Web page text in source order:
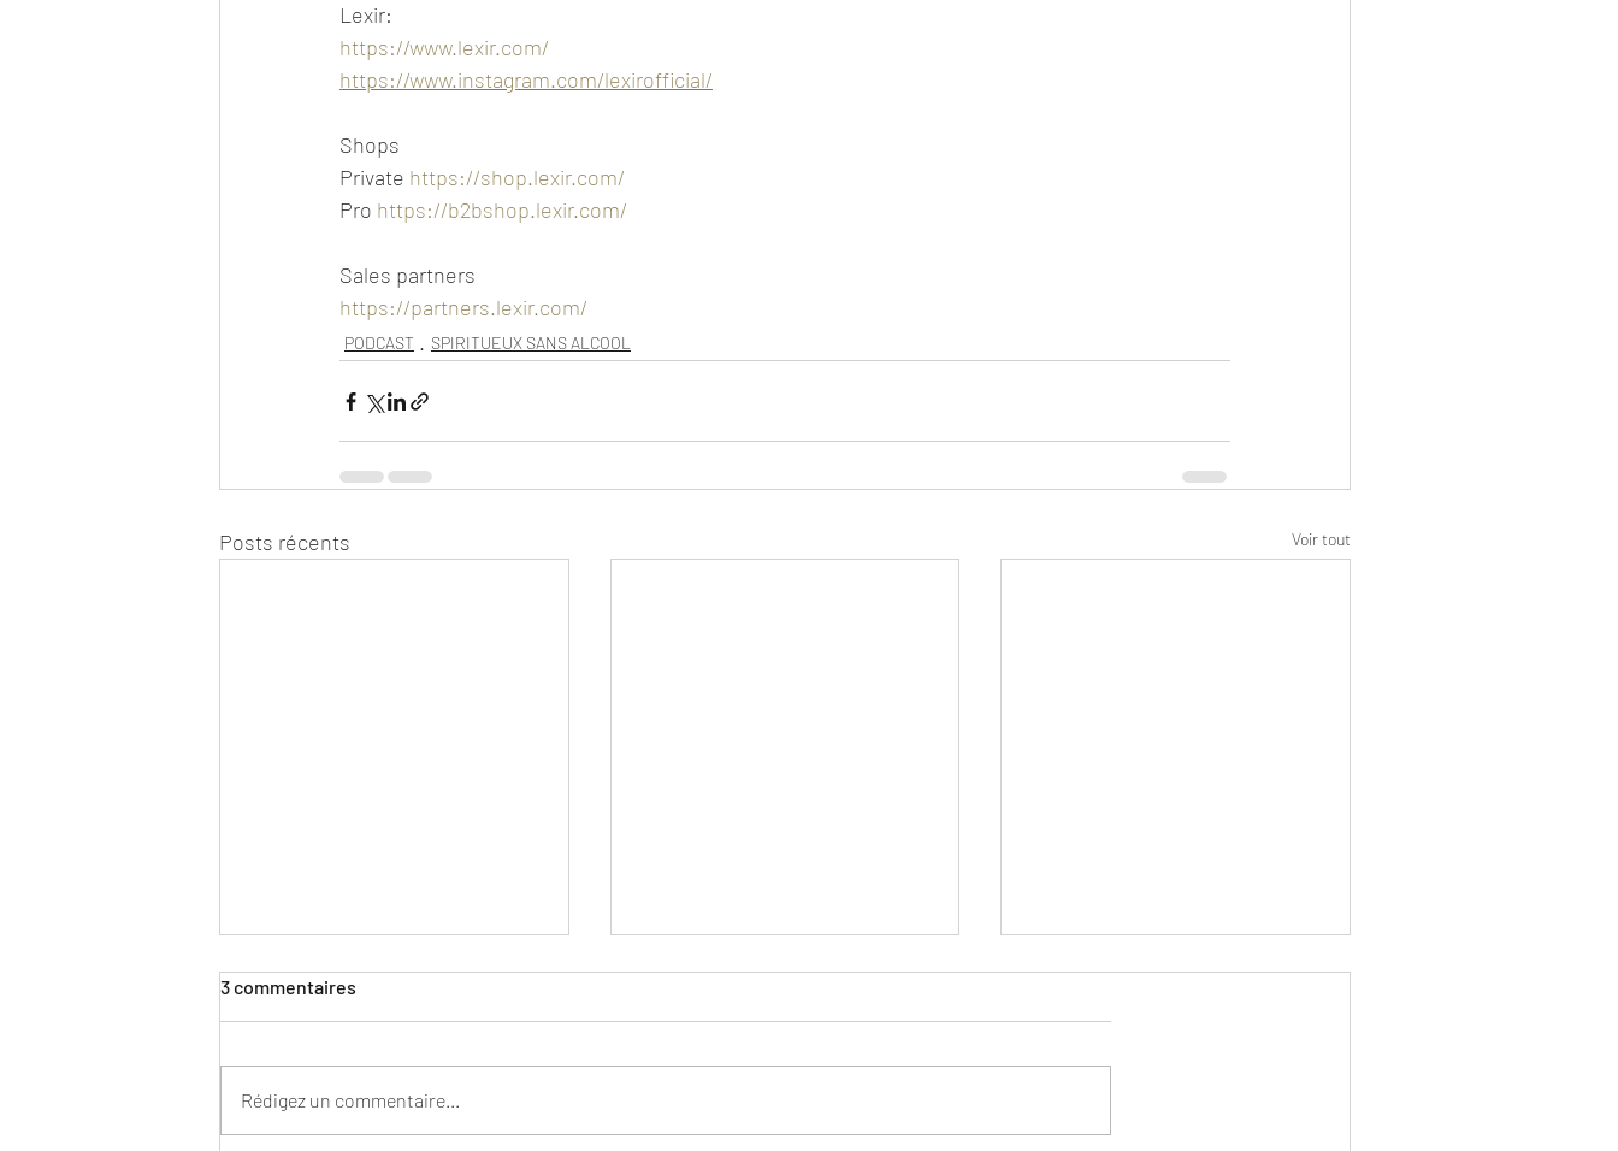
Lexir:
https://www.lexir.com/
https://www.instagram.com/lexirofficial/
Shops
Private https://shop.lexir.com/
Pro https://b2bshop.lexir.com/
Sales partners
https://partners.lexir.com/
PODCAST SPIRITUEUX SANS ALCOOL
Posts récents Voir tout
TONIC OU GINGER BEER?
3 commentaires
Rédigez un commentaire...